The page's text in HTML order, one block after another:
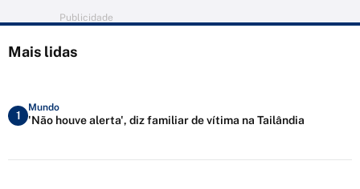
Publicidade
Mais lidas
1
Mundo
'Não houve alerta', diz familiar de vítima na Tailândia